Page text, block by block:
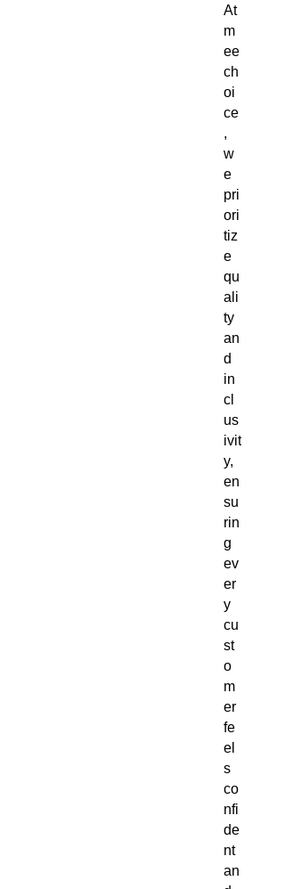
At
m
ee
ch
oi
ce
,
w
e
pri
ori
tiz
e
qu
ali
ty
an
d
in
cl
us
ivit
y,
en
su
rin
g
ev
er
y
cu
st
o
m
er
fe
el
s
co
nfi
de
nt
an